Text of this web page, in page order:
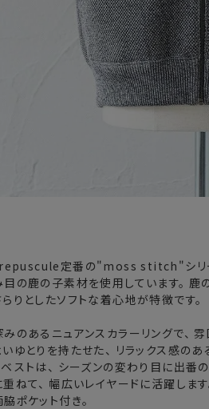
定番の"moss stitch"シリー
目の鹿の子素材を使用しています。
らりとしたソフトな着心地が特徴です。
みのあるニュアンスカラーリングで、
いゆとりを持たせた、 リラックス感の
ベストは、 シーズンの変わり目に出番
重ねて、 幅広いレイヤードに活躍しま
脇ポケット付き。